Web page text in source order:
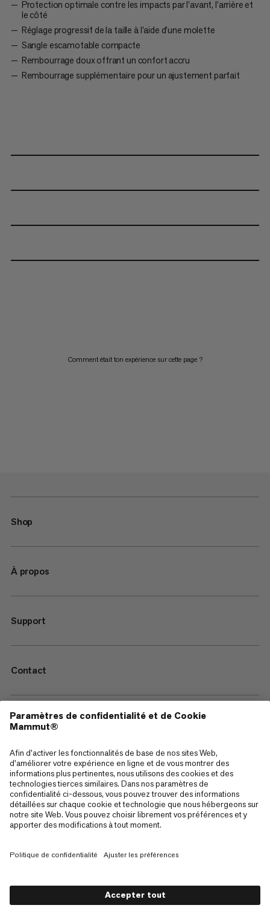
Protection optimale contre les impacts par l’avant, l’arrière et
le côté
Réglage progressif de la taille à l’aide d’une molette
Sangle escamotable compacte
Rembourrage doux offrant un confort accru
Rembourrage supplémentaire pour un ajustement parfait
Comment était ton expérience sur cette page ?
Shop
À propos
Support
Contact
—
Sitemap
Cookies
Mentions Légales
Politique de confidentialité des données